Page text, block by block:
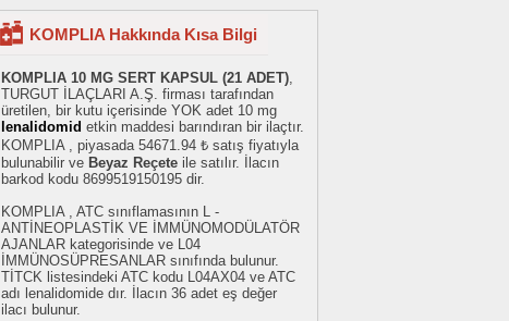
KOMPLIA Hakkında Kısa Bilgi
KOMPLIA 10 MG SERT KAPSUL (21 ADET),
TURGUT İLAÇLARI A.Ş. firması tarafından
üretilen, bir kutu içerisinde YOK adet 10 mg
lenalidomid etkin maddesi barındıran bir ilaçtır.
KOMPLIA , piyasada 54671.94 ₺ satış fiyatıyla
bulunabilir ve Beyaz Reçete ile satılır. İlacın
barkod kodu 8699519150195 dir.
KOMPLIA , ATC sınıflamasının L -
ANTİNEOPLASTİK VE İMMÜNOMODÜLATÖR
AJANLAR kategorisinde ve L04
İMMÜNOSÜPRESANLAR sınıfında bulunur.
TİTCK listesindeki ATC kodu L04AX04 ve ATC
adı lenalidomide dır. İlacın 36 adet eş değer
ilacı bulunur.